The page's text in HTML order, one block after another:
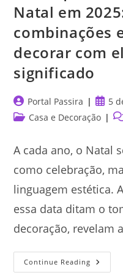
Natal em
combinações
decorar com
significado
Post
author:
Portal Passira
Post5
PostCasa e Decoração
A cada ano, o Natal
como celebração,
linguagem estética.
essa data ditam o
decoração, revelam
Continue Reading Saiba
Quais